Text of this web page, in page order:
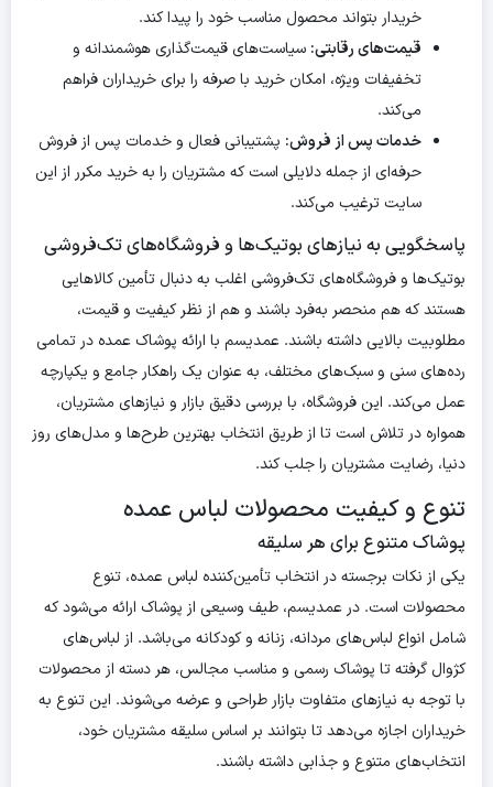
خریدار بتواند محصول مناسب خود را پیدا کند.
قیمت‌های رقابتی: سیاست‌های قیمت‌گذاری هوشمندانه و
تخفیفات ویژه، امکان خرید با صرفه را برای خریداران فراهم
می‌کند.
خدمات پس از فروش: پشتیبانی فعال و خدمات پس از فروش
حرفه‌ای از جمله دلایلی است که مشتریان را به خرید مکرر از این
سایت ترغیب می‌کند.
پاسخگویی به نیازهای بوتیک‌ها و فروشگاه‌های تک‌فروشی
بوتیک‌ها و فروشگاه‌های تک‌فروشی اغلب به دنبال تأمین کالاهایی
هستند که هم منحصر به‌فرد باشند و هم از نظر کیفیت و قیمت،
مطلوبیت بالایی داشته باشند. عمدیسم با ارائه پوشاک عمده در تمامی
رده‌های سنی و سبک‌های مختلف، به عنوان یک راهکار جامع و یکپارچه
عمل می‌کند. این فروشگاه، با بررسی دقیق بازار و نیازهای مشتریان،
همواره در تلاش است تا از طریق انتخاب بهترین طرح‌ها و مدل‌های روز
دنیا، رضایت مشتریان را جلب کند.
تنوع و کیفیت محصولات لباس عمده
پوشاک متنوع برای هر سلیقه
یکی از نکات برجسته در انتخاب تأمین‌کننده لباس عمده، تنوع
محصولات است. در عمدیسم، طیف وسیعی از پوشاک ارائه می‌شود که
شامل انواع لباس‌های مردانه، زنانه و کودکانه می‌باشد. از لباس‌های
کژوال گرفته تا پوشاک رسمی و مناسب مجالس، هر دسته از محصولات
با توجه به نیازهای متفاوت بازار طراحی و عرضه می‌شوند. این تنوع به
خریداران اجازه می‌دهد تا بتوانند بر اساس سلیقه مشتریان خود،
انتخاب‌های متنوع و جذابی داشته باشند.